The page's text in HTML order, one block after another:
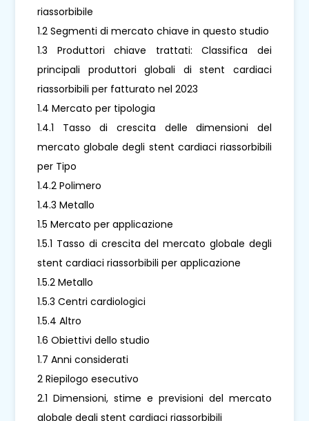
riassorbibile
1.2 Segmenti di mercato chiave in questo studio
1.3 Produttori chiave trattati: Classifica dei
principali produttori globali di stent cardiaci
riassorbibili per fatturato nel 2023
1.4 Mercato per tipologia
1.4.1 Tasso di crescita delle dimensioni del
mercato globale degli stent cardiaci riassorbibili
per Tipo
1.4.2 Polimero
1.4.3 Metallo
1.5 Mercato per applicazione
1.5.1 Tasso di crescita del mercato globale degli
stent cardiaci riassorbibili per applicazione
1.5.2 Metallo
1.5.3 Centri cardiologici
1.5.4 Altro
1.6 Obiettivi dello studio
1.7 Anni considerati
2 Riepilogo esecutivo
2.1 Dimensioni, stime e previsioni del mercato
globale degli stent cardiaci riassorbibili